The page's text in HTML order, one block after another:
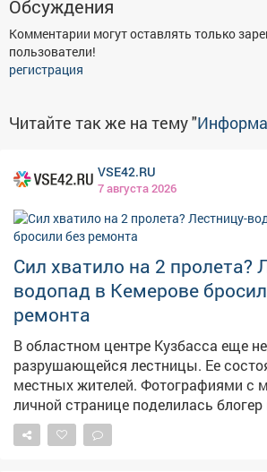
Обсуждения
Комментарии могут оставлять только
пользователи!
регистрация
Читайте так же на тему "
VSE42.RU
7 августа 2026
Сил хватило на 2 пролета?
водопад в Кемерове
ремонта
В областном центре Кузбасса еще
разрушающейся лестницы. Ее
местных жителей. Фотографиями с места на своей
личной странице поделилась
Екатерина Комарова. – Читала, что ремонтируют
лестницу на Пионерском. Два